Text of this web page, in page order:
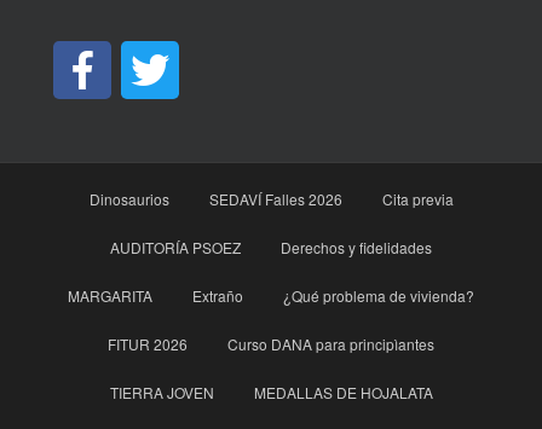
Dinosaurios SEDAVÍ Falles 2026 Cita previa
AUDITORÍA PSOEZ Derechos y fidelidades
MARGARITA Extraño ¿Qué problema de vivienda?
FITUR 2026 Curso DANA para principìantes
TIERRA JOVEN MEDALLAS DE HOJALATA